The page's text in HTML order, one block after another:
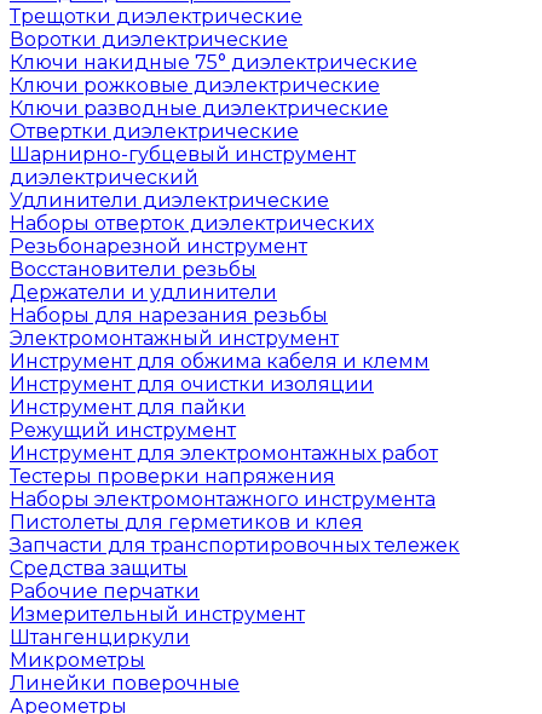
Трещотки диэлектрические
Воротки диэлектрические
Ключи накидные 75° диэлектрические
Ключи рожковые диэлектрические
Ключи разводные диэлектрические
Отвертки диэлектрические
Шарнирно-губцевый инструмент
диэлектрический
Удлинители диэлектрические
Наборы отверток диэлектрических
Резьбонарезной инструмент
Восстановители резьбы
Держатели и удлинители
Наборы для нарезания резьбы
Электромонтажный инструмент
Инструмент для обжима кабеля и клемм
Инструмент для очистки изоляции
Инструмент для пайки
Режущий инструмент
Инструмент для электромонтажных работ
Тестеры проверки напряжения
Наборы электромонтажного инструмента
Пистолеты для герметиков и клея
Запчасти для транспортировочных тележек
Средства защиты
Рабочие перчатки
Измерительный инструмент
Штангенциркули
Микрометры
Линейки поверочные
Ареометры